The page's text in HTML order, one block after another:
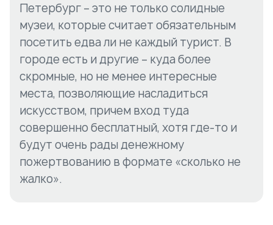
Петербург – это не только солидные
музеи, которые считает обязательным
посетить едва ли не каждый турист. В
городе есть и другие – куда более
скромные, но не менее интересные
места, позволяющие насладиться
искусством, причем вход туда
совершенно бесплатный, хотя где-то и
будут очень рады денежному
пожертвованию в формате «сколько не
жалко».